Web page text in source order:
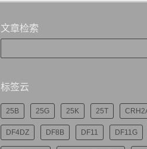
文章检索
标签云
25B 25G 25K 25T
DF4DZ DF8B DF11 DF11G